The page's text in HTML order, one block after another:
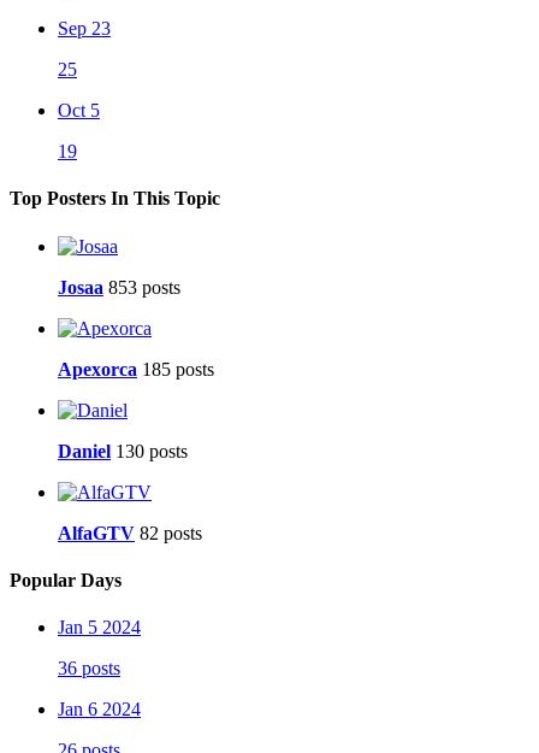
Sep 23
25
Oct 5
19
Top Posters In This Topic
Josaa 853 posts
Apexorca 185 posts
Daniel 130 posts
AlfaGTV 82 posts
Popular Days
Jan 5 2024
36 posts
Jan 6 2024